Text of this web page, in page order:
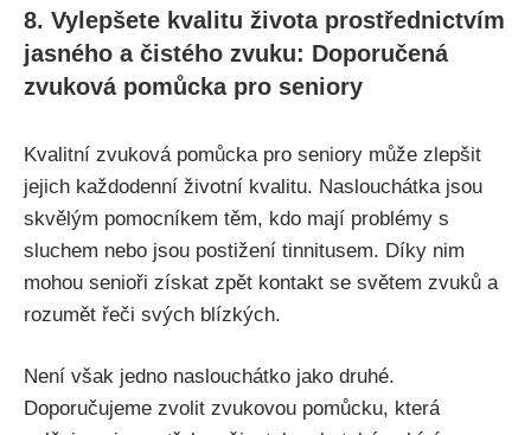
8. Vylepšete kvalitu života prostřednictvím
jasného a čistého zvuku: Doporučená
zvuková pomůcka pro seniory
Kvalitní zvuková pomůcka pro seniory může zlepšit
jejich každodenní životní kvalitu. Naslouchátka jsou
skvělým pomocníkem těm, kdo mají problémy s
sluchem nebo jsou postižení tinnitusem. Díky nim
mohou senioři získat zpět kontakt se světem zvuků a
rozumět řeči svých blízkých.
Není však jedno naslouchátko jako druhé.
Doporučujeme zvolit zvukovou pomůcku, která